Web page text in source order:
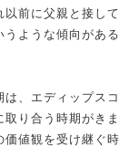
前に父親と接して
ような傾向がある
、エディップスコ
り合う時期がきま
値観を受け継ぐ時